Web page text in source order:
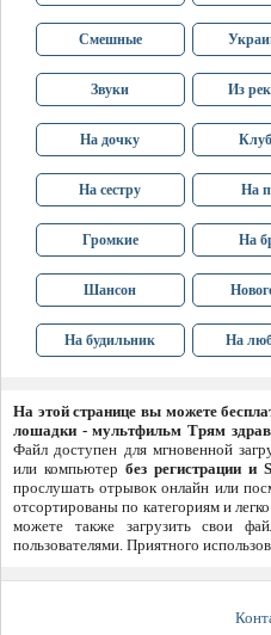
Смешные
Звуки Из
На дочку
На сестру На
Громкие На
Шансон
На будильник На
На этой странице вы можете
лошадки - мультфильм Трям
Файл доступен для мгновенной
или компьютер без регистрации и
прослушать отрывок онлайн или
отсортированы по категориям и
можете также загрузить свои
пользователями. Приятного